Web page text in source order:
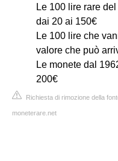
Le 100 lire rare
dai 20 ai 150€
Le 100 lire che
valore che può
Le monete dal
200€
Richiesta di rimozione della
moneterare.net